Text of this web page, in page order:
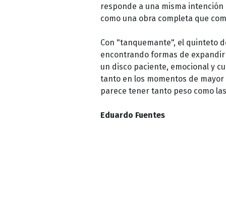
responde a una misma
como una obra completa que
Con "tanquemante", el quinteto
encontrando formas de
un disco paciente, emocional y
tanto en los momentos de
parece tener tanto peso como
Eduardo Fuentes